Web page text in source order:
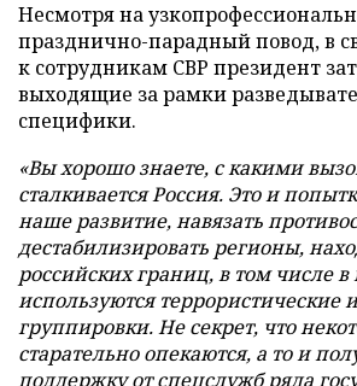
Несмотря на
празднично-парадный повод, в
к сотрудникам СВР президент
выходящие за рамки
специфики.
«Вы хорошо знаете, с какими
сталкивается Россия. Это и
наше развитие, навязать
дестабилизировать регионы,
российских границ, в том числе в
используются террористические
группировки. Не секрет, что
старательно опекаются, а то и
поддержку от спецслужб ряда